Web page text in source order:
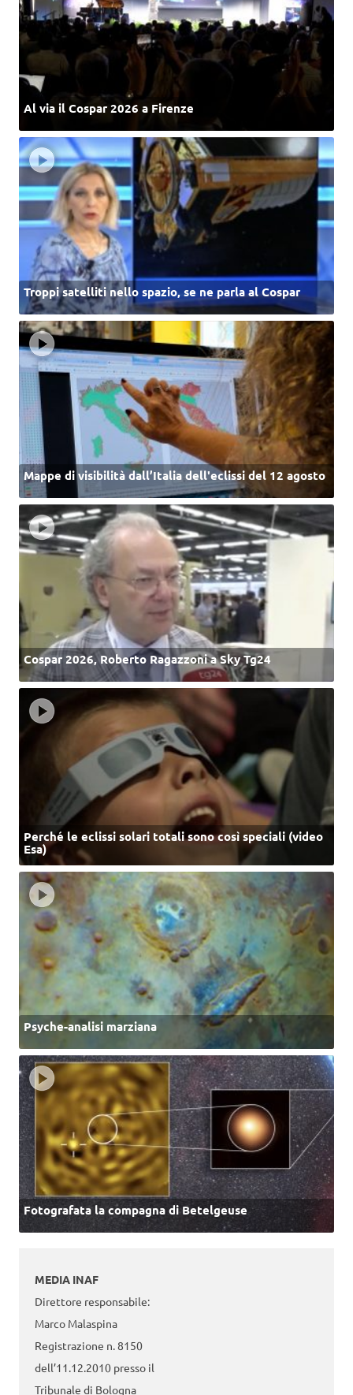
Al via il Cospar 2026 a Firenze
Troppi satelliti nello spazio, se ne parla al Cospar
Mappe di visibilità dall’Italia dell'eclissi del 12 agosto
Cospar 2026, Roberto Ragazzoni a Sky Tg24
Perché le eclissi solari totali sono così speciali (video
Esa)
Psyche-analisi marziana
Fotografata la compagna di Betelgeuse
MEDIA INAF
Direttore responsabile:
Marco Malaspina
Registrazione n. 8150
dell’11.12.2010 presso il
Tribunale di Bologna